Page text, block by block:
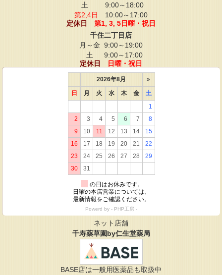
土
9:00～18:00
第2,4日 10:00～17:00
定休日
第1, 3, 5日曜・祝日
千住二丁目店
月～金 9:00～19:00
土
9:00～17:00
定休日
日曜・祝日
ネット店舗
千寿薬草園by仁生堂薬局
BASE店は一般用医薬品も取扱中